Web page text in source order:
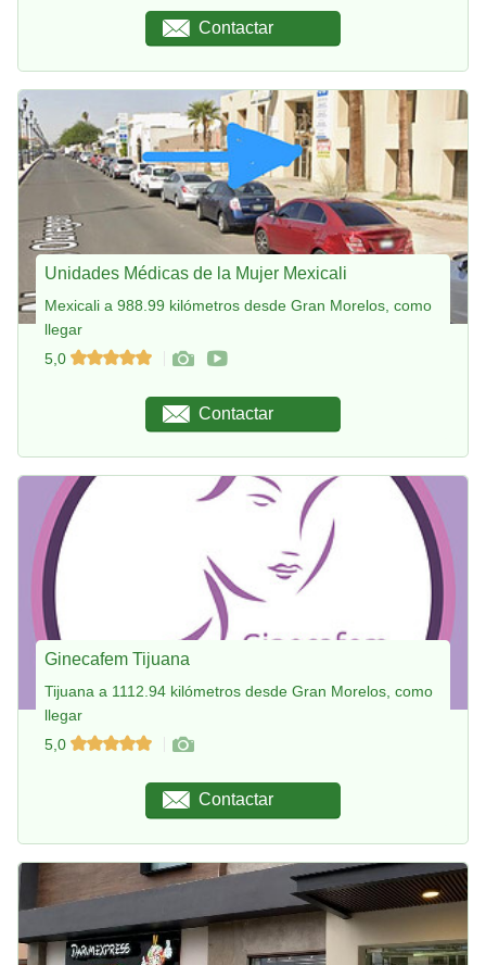
Contactar
Unidades Médicas de la Mujer Mexicali
Mexicali a 988.99 kilómetros desde Gran Morelos, como
llegar
5,0
Contactar
Ginecafem Tijuana
Tijuana a 1112.94 kilómetros desde Gran Morelos, como
llegar
5,0
Contactar